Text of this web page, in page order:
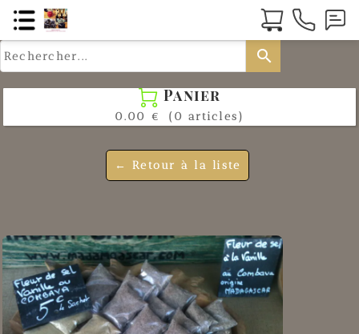
search
 Panier
0.00 € (0 articles)
← Retour à la liste